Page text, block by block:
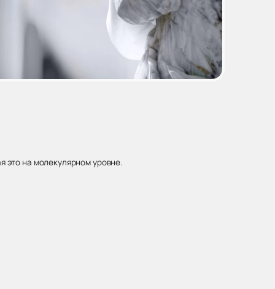
это на молекулярном уровне.